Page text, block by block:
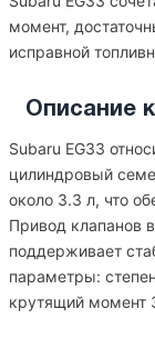
момент,
исправной
Описание
Subaru EG33
цилиндровый
около 3.3 л, что
Привод клапанов
поддерживает
параметры:
крутящий момент